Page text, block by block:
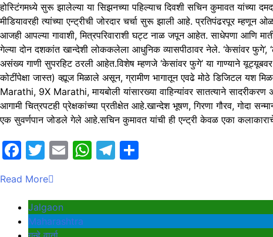
होस्टिंगमध्ये सुरू झालेल्या या सिझनच्या पहिल्याच दिवशी सचिन कुमावत यांच्या
मीडियावरही त्यांच्या एन्ट्रीची जोरदार चर्चा सुरू झाली आहे. प्रतिपंढरपूर
आजही आपल्या गावाशी, मित्रपरिवाराशी घट्ट नाळ जपून आहेत. साधेपणा आणि
गेल्या दोन दशकांत खान्देशी लोककलेला आधुनिक व्यासपीठावर नेले. ‘केसांवर फुगे’,
असंख्य गाणी सुपरहिट ठरली आहेत.विशेष म्हणजे ‘केसांवर फुगे’ या गाण्याने
कोटींपेक्षा जास्त) व्ह्यूज मिळाले असून, ग्रामीण भागातून एवढे मोठे डिजिटल यश
Marathi, 9X Marathi, मायबोली यांसारख्या वाहिन्यांवर सातत्याने सादरीकरण
आगामी चित्रपटही प्रेक्षकांच्या प्रतीक्षेत आहे.खान्देश भूषण, गिरणा गौरव, गोदा
एक सुवर्णपान जोडले गेले आहे.सचिन कुमावत यांची ही एन्ट्री केवळ एका
Facebook
Twitter
EmailWhatsApp
Telegram
Read More
Jalgaon
Maharashtra